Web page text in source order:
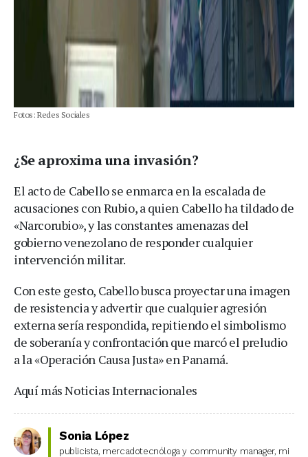
Fotos: Redes Sociales
¿Se aproxima una invasión?
El acto de Cabello se enmarca en la escalada de
acusaciones con Rubio, a quien Cabello ha tildado de
«Narcorubio», y las constantes amenazas del
gobierno venezolano de responder cualquier
intervención militar.
Con este gesto, Cabello busca proyectar una imagen
de resistencia y advertir que cualquier agresión
externa sería respondida, repitiendo el simbolismo
de soberanía y confrontación que marcó el preludio
a la «Operación Causa Justa» en Panamá.
Aquí más Noticias Internacionales
Sonia López
publicista, mercadotecnóloga y community manager, mi